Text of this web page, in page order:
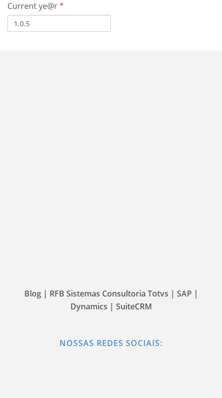
Current ye@r*
Blog | RFB Sistemas Consultoria Totvs | SAP |
Dynamics | SuiteCRM
NOSSAS REDES SOCIAIS: